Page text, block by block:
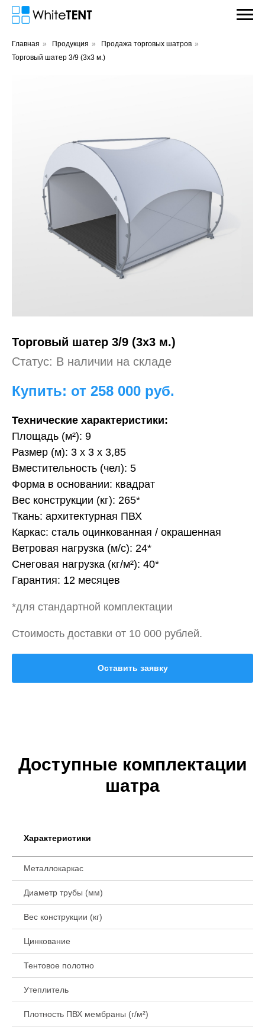
Главная » Продукция » Продажа торговых шатров »
Торговый шатер 3/9 (3х3 м.)
Торговый шатер 3/9 (3х3 м.)
Статус: В наличии на складе
Купить: от 258 000 руб.
Технические характеристики:
Площадь (м²): 9
Размер (м): 3 х 3 х 3,85
Вместительность (чел): 5
Форма в основании: квадрат
Вес конструкции (кг): 265*
Ткань: архитектурная ПВХ
Каркас: сталь оцинкованная / окрашенная
Ветровая нагрузка (м/с): 24*
Снеговая нагрузка (кг/м²): 40*
Гарантия: 12 месяцев
*для стандартной комплектации
Стоимость доставки от 10 000 рублей.
Оставить заявку
Доступные комплектации
шатра
Характеристики
Металлокаркас
Диаметр трубы (мм)
Вес конструкции (кг)
Цинкование
Тентовое полотно
Утеплитель
Плотность ПВХ мембраны (г/м²)